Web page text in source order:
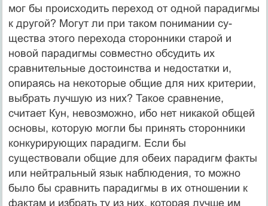
мог бы происходить переход от одной парадигмы
к другой? Могут ли при таком понимании су­
щества этого перехода сторонники старой и
новой парадигмы совместно об­судить их
сравнительные достоинства и недостатки и,
опираясь на некото­рые общие для них критерии,
выбрать лучшую из них? Такое сравнение,
считает Кун, невозможно, ибо нет никакой общей
основы, которую могли бы принять сторонники
конкурирующих парадигм. Если бы
существовали общие для обеих парадигм факты
или нейтральный язык наблюдения, то можно
было бы сравнить парадигмы в их отношении к
фактам и избрать ту из них, которая лучше им